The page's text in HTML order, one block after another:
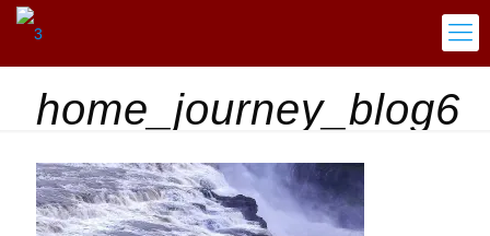
home_journey_blog6